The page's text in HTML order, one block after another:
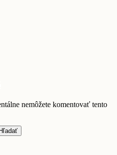
nemôžete komentovať tento